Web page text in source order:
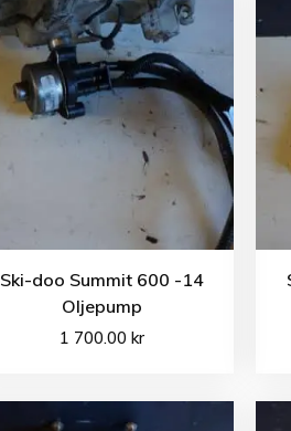
Ski-doo Summit 600 -14
Oljepump
1 700.00 kr